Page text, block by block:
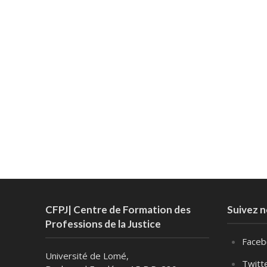
CFPJ| Centre de Formation des
Professions de la Justice
Université de Lomé,
Suivez